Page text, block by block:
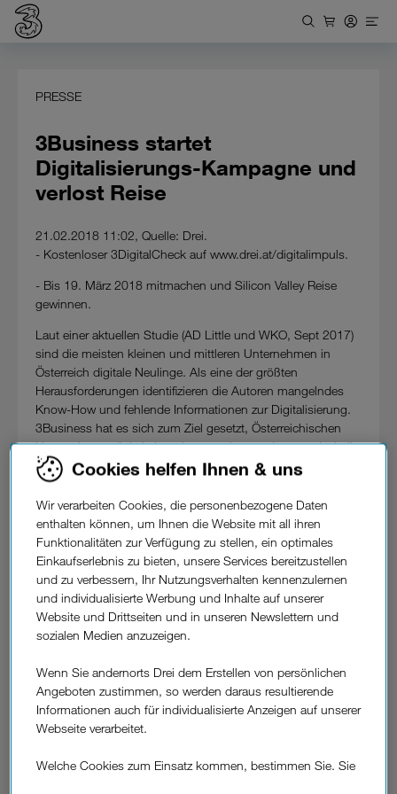
PRESSE
3Business startet
Digitalisierungs-Kampagne und
verlost Reise
21.02.2018 11:02, Quelle: Drei.
- Kostenloser 3DigitalCheck auf www.drei.at/digitalimpuls.
- Bis 19. März 2018 mitmachen und Silicon Valley Reise
gewinnen.
Laut einer aktuellen Studie (AD Little und WKO, Sept 2017)
sind die meisten kleinen und mittleren Unternehmen in
Österreich digitale Neulinge. Als eine der größten
Herausforderungen identifizieren die Autoren mangelndes
Know-How und fehlende Informationen zur Digitalisierung.
3Business hat es sich zum Ziel gesetzt, Österreichischen
Unternehmen digitale Impulse zu geben und startet deshalb
mit dem 3DigitalImpuls eine bundesweite Kampagne. Das
3Digital-Impuls Portfolio besteht aus dem 3DigitalCheck,
der 3Digital-Impuls Tour und fortlaufenden 3Digital-Impuls
Events.
Mit dem kostenlosen 3DigitalCheck auf
www.drei.at/digitalimpuls können Firmen ihren digitalen
Status Quo in wenigen Minuten selbst ermitteln und
herausfinden, wo sie in fünf für die Digitalisierung relevanten
Bereichen stehen:
Transformation
2.) Digitalisierung in der Produktentwicklung & bei Services
3.) Die Nutzung digitaler Kanäle zur Kundengewinnung und
Cookies helfen Ihnen & uns
Wir verarbeiten Cookies, die personenbezogene Daten
enthalten können, um Ihnen die Website mit all ihren
Funktionalitäten zur Verfügung zu stellen, ein optimales
Einkaufserlebnis zu bieten, unsere Services bereitzustellen
und zu verbessern, Ihr Nutzungsverhalten kennenzulernen
und individualisierte Werbung und Inhalte auf unserer
Website und Drittseiten und in unseren Newslettern und
sozialen Medien anzuzeigen.
Wenn Sie andernorts Drei dem Erstellen von persönlichen
Angeboten zustimmen, so werden daraus resultierende
Informationen auch für individualisierte Anzeigen auf unserer
Webseite verarbeitet.
Welche Cookies zum Einsatz kommen, bestimmen Sie. Sie